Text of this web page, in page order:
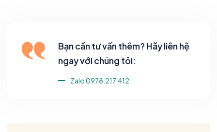
Bạn cần tư vấn thêm? Hãy liên hệ
ngay với chúng tôi:
Zalo 0978.217.412